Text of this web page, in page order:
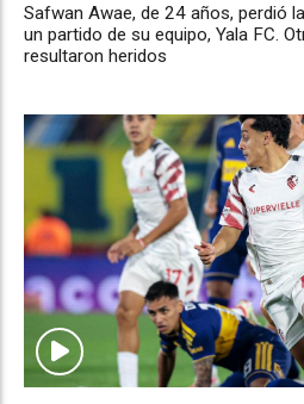
Safwan Awae, de 24 años, perdió
un partido de su equipo, Yala FC.
resultaron heridos